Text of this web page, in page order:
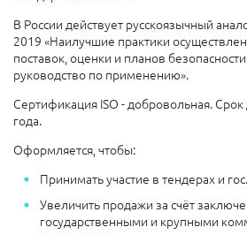
В России действует русскоязычный
2019 «Наилучшие практики
поставок, оценки и планов
руководство по применению».
Сертификация ISO - добровольная. Срок
года.
Оформляется, чтобы:
Принимать участие в тендерах и
Увеличить продажи за счёт
государственными и крупными